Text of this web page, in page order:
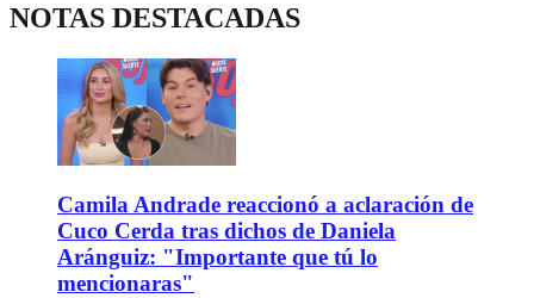
NOTAS DESTACADAS
Camila Andrade reaccionó a aclaración de
Cuco Cerda tras dichos de Daniela
Aránguiz: "Importante que tú lo
mencionaras"